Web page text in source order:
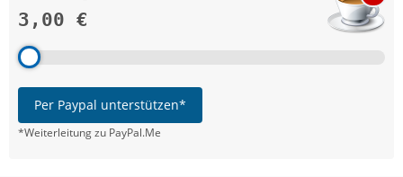
3,00 €
Per Paypal unterstützen*
*Weiterleitung zu PayPal.Me